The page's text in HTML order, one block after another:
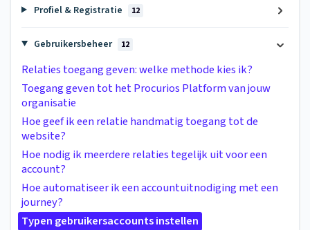
Profiel & Registratie 12
Gebruikersbeheer 12
Relaties toegang geven: welke methode kies ik?
Toegang geven tot het Procurios Platform van jouw
organisatie
Hoe geef ik een relatie handmatig toegang tot de
website?
Hoe nodig ik meerdere relaties tegelijk uit voor een
account?
Hoe automatiseer ik een accountuitnodiging met een
journey?
Typen gebruikersaccounts instellen